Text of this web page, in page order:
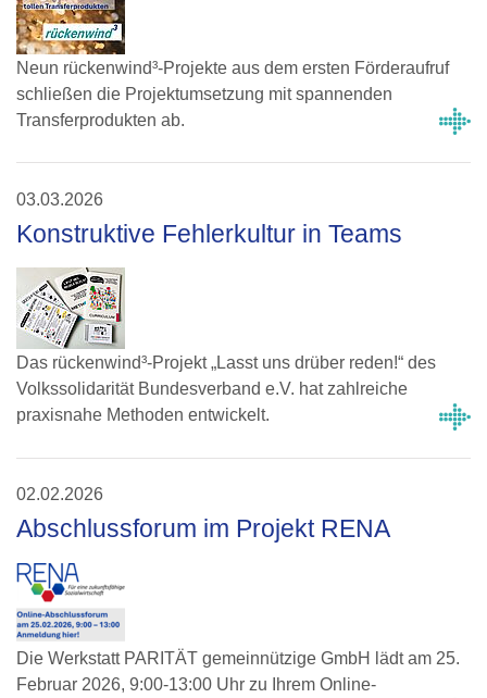
Neun rückenwind³-Projekte aus dem ersten Förderaufruf
schließen die Projektumsetzung mit spannenden
Transferprodukten ab.
03.03.2026
Konstruktive Fehlerkultur in Teams
Das rückenwind³-Projekt „Lasst uns drüber reden!“ des
Volkssolidarität Bundesverband e.V. hat zahlreiche
praxisnahe Methoden entwickelt.
02.02.2026
Abschlussforum im Projekt RENA
Die Werkstatt PARITÄT gemeinnützige GmbH lädt am 25.
Februar 2026, 9:00-13:00 Uhr zu Ihrem Online-